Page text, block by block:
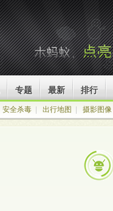
专题 最新 排行
安全杀毒 出行地图 摄影图像